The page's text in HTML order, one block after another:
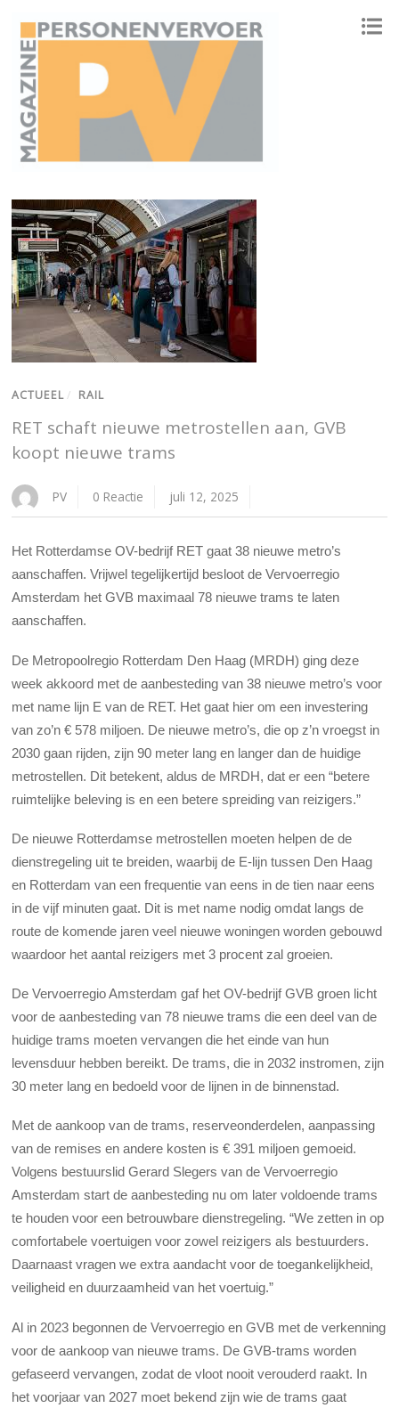
ACTUEEL / RAIL
RET schaft nieuwe metrostellen aan, GVB
koopt nieuwe trams
PV 0 Reactie juli 12, 2025
Het Rotterdamse OV-bedrijf RET gaat 38 nieuwe metro’s
aanschaffen. Vrijwel tegelijkertijd besloot de Vervoerregio
Amsterdam het GVB maximaal 78 nieuwe trams te laten
aanschaffen.
De Metropoolregio Rotterdam Den Haag (MRDH) ging deze
week akkoord met de aanbesteding van 38 nieuwe metro’s voor
met name lijn E van de RET. Het gaat hier om een investering
van zo’n € 578 miljoen. De nieuwe metro’s, die op z’n vroegst in
2030 gaan rijden, zijn 90 meter lang en langer dan de huidige
metrostellen. Dit betekent, aldus de MRDH, dat er een “betere
ruimtelijke beleving is en een betere spreiding van reizigers.”
De nieuwe Rotterdamse metrostellen moeten helpen de de
dienstregeling uit te breiden, waarbij de E-lijn tussen Den Haag
en Rotterdam van een frequentie van eens in de tien naar eens
in de vijf minuten gaat. Dit is met name nodig omdat langs de
route de komende jaren veel nieuwe woningen worden gebouwd
waardoor het aantal reizigers met 3 procent zal groeien.
De Vervoerregio Amsterdam gaf het OV-bedrijf GVB groen licht
voor de aanbesteding van 78 nieuwe trams die een deel van de
huidige trams moeten vervangen die het einde van hun
levensduur hebben bereikt. De trams, die in 2032 instromen, zijn
30 meter lang en bedoeld voor de lijnen in de binnenstad.
Met de aankoop van de trams, reserveonderdelen, aanpassing
van de remises en andere kosten is € 391 miljoen gemoeid.
Volgens bestuurslid Gerard Slegers van de Vervoerregio
Amsterdam start de aanbesteding nu om later voldoende trams
te houden voor een betrouwbare dienstregeling. “We zetten in op
comfortabele voertuigen voor zowel reizigers als bestuurders.
Daarnaast vragen we extra aandacht voor de toegankelijkheid,
veiligheid en duurzaamheid van het voertuig.”
Al in 2023 begonnen de Vervoerregio en GVB met de verkenning
voor de aankoop van nieuwe trams. De GVB-trams worden
gefaseerd vervangen, zodat de vloot nooit verouderd raakt. In
het voorjaar van 2027 moet bekend zijn wie de trams gaat